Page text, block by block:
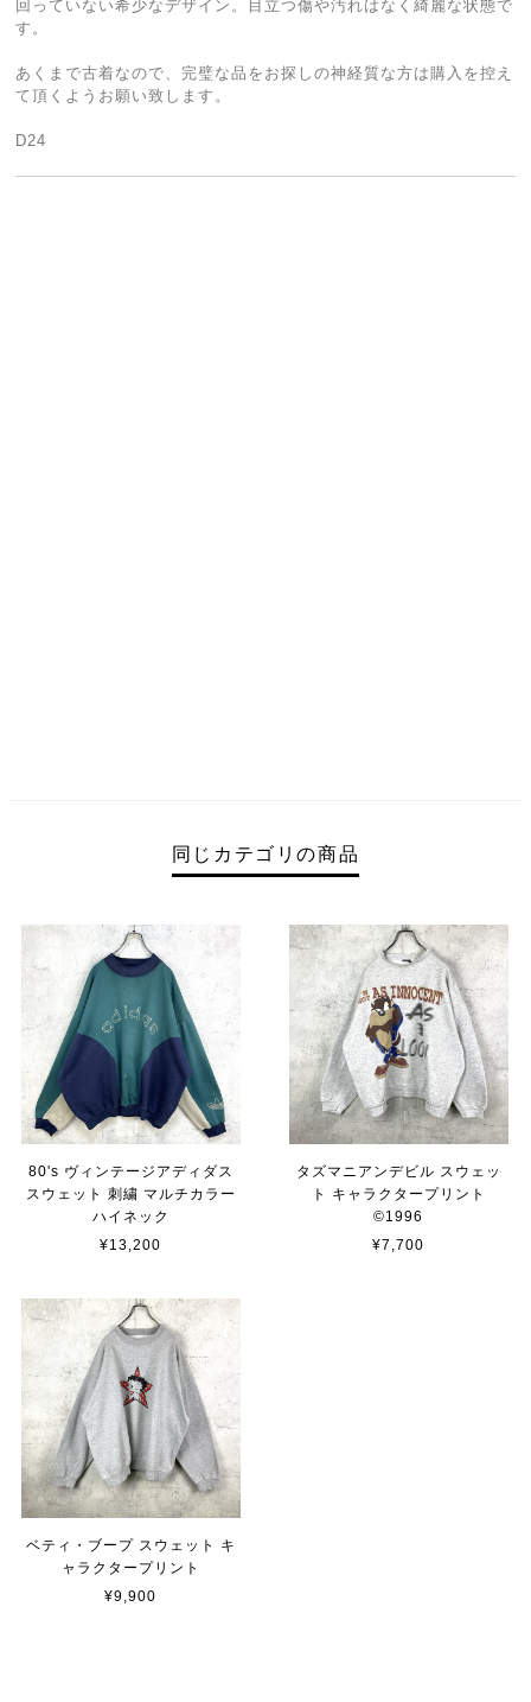
回っていない希少なデザイン。目立つ傷や汚れはなく綺麗な状態で
す。
あくまで古着なので、完璧な品をお探しの神経質な方は購入を控え
て頂くようお願い致します。
D24
同じカテゴリの商品
80's ヴィンテージアディダス
スウェット 刺繍 マルチカラー
ハイネック
¥13,200
タズマニアンデビル スウェッ
ト キャラクタープリント
©︎1996
¥7,700
ベティ・ブープ スウェット キ
ャラクタープリント
¥9,900